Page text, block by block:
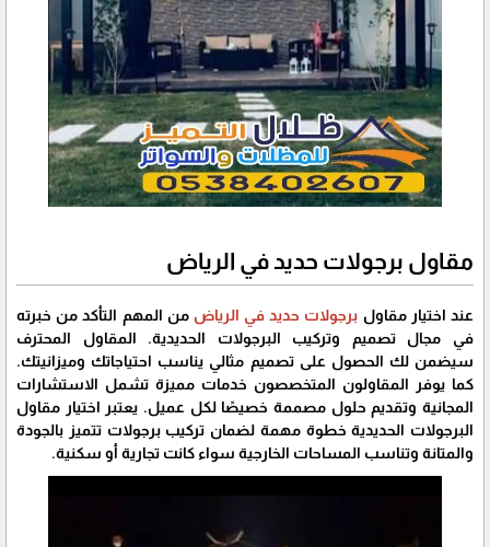
مقاول برجولات حديد في الرياض
عند اختيار مقاول برجولات حديد في الرياض من المهم التأكد من خبرته
في مجال تصميم وتركيب البرجولات الحديدية. المقاول المحترف
سيضمن لك الحصول على تصميم مثالي يناسب احتياجاتك وميزانيتك.
كما يوفر المقاولون المتخصصون خدمات مميزة تشمل الاستشارات
المجانية وتقديم حلول مصممة خصيصًا لكل عميل. يعتبر اختيار مقاول
البرجولات الحديدية خطوة مهمة لضمان تركيب برجولات تتميز بالجودة
والمتانة وتناسب المساحات الخارجية سواء كانت تجارية أو سكنية.